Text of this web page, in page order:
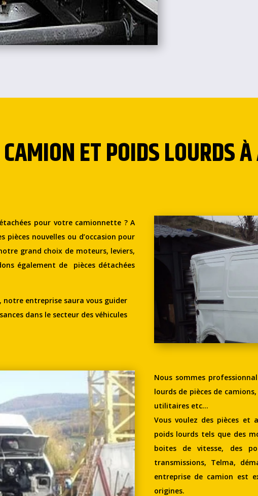
ET POIDS LOURDS
pour votre camionnette ? A
pièces nouvelles ou d’occasion pour
grand choix de moteurs, leviers,
également de pièces détachées
notre entreprise saura vous guider
dans le secteur des véhicules
Nous sommes
lourds de pièces de
utilitaires etc…
Vous voulez des pièces et
poids lourds tels que des
boites de vitesse, des
transmissions, Telma,
entreprise de camion est
origines.